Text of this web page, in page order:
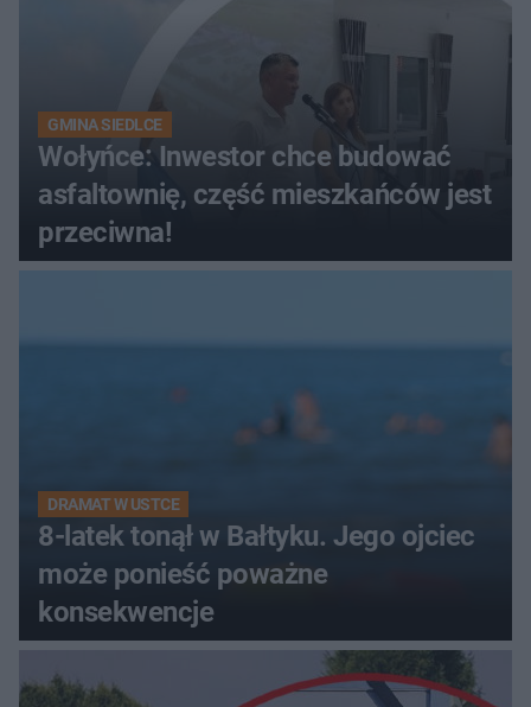
GMINA SIEDLCE
Wołyńce: Inwestor chce budować
asfaltownię, część mieszkańców jest
przeciwna!
DRAMAT W USTCE
8-latek tonął w Bałtyku. Jego ojciec
może ponieść poważne
konsekwencje